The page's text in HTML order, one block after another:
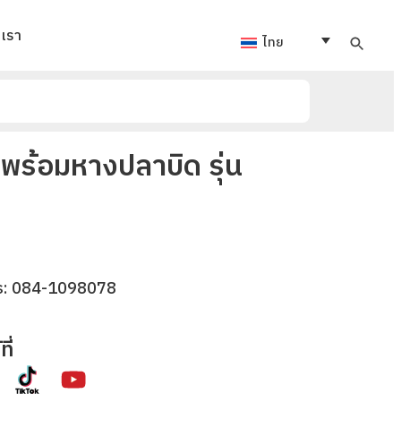
รา ไทย
ร้อมหางปลาบิด รุ่น
084-1098078